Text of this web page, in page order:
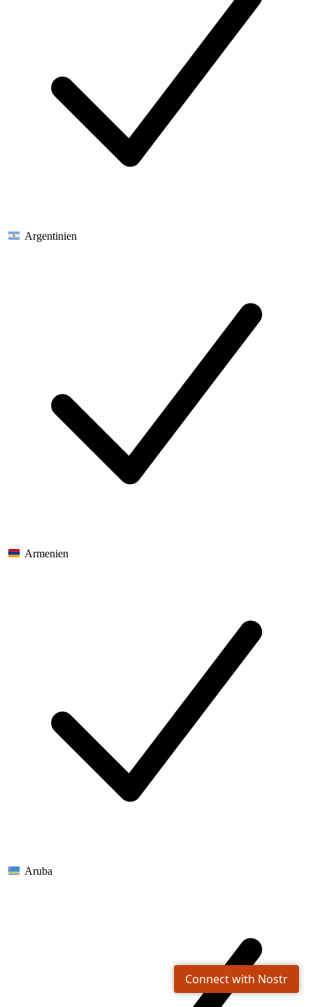
Argentinien
Armenien
Aruba